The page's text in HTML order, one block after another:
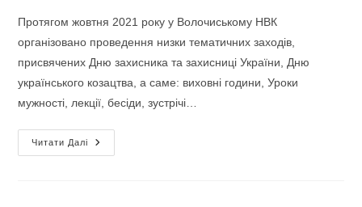
Протягом жовтня 2021 року у Волочиському НВК
організовано проведення низки тематичних заходів,
присвячених Дню захисника та захисниці України, Дню
українського козацтва, а саме: виховні години, Уроки
мужності, лекції, бесіди, зустрічі…
Читати Далі
Ми
–